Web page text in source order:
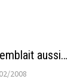
aussi…
2008